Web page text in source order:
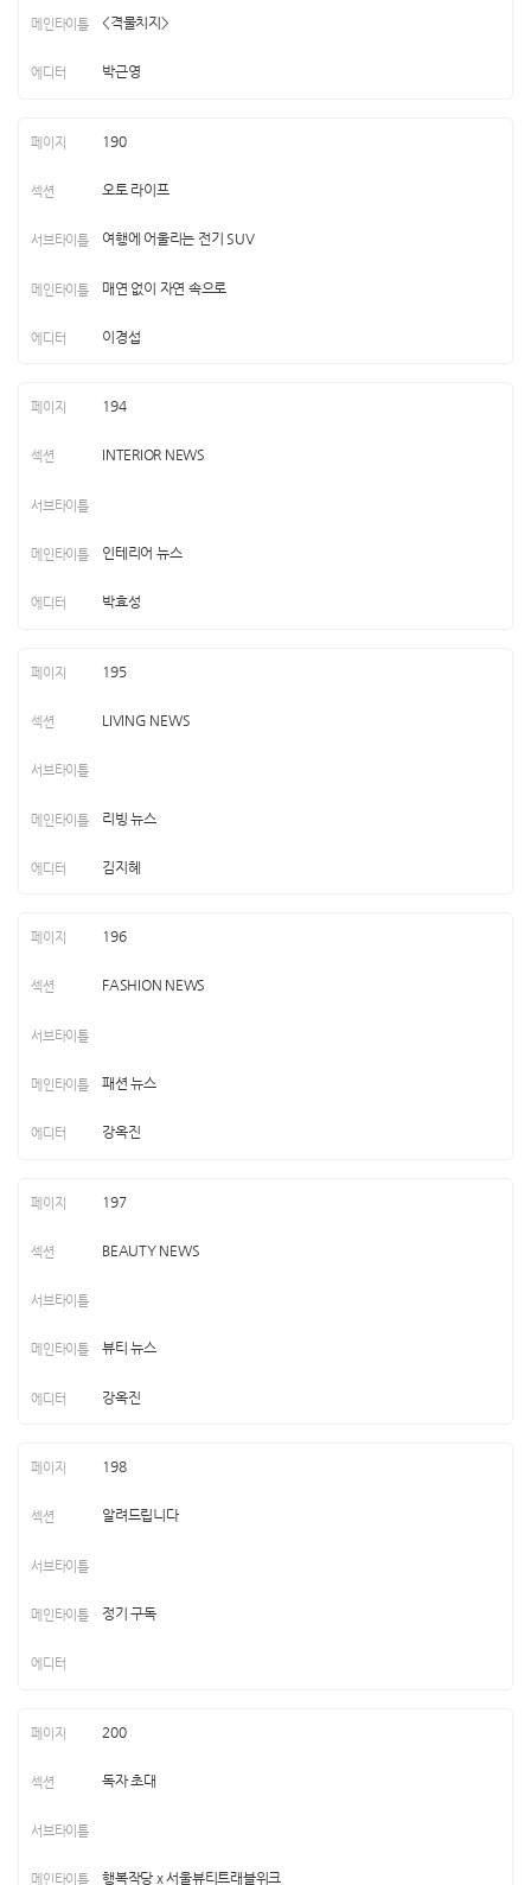
<격물치지>
박근영
190
오토 라이프
여행에 어울리는 전기 SUV
매연 없이 자연 속으로
이경섭
194
INTERIOR NEWS
인테리어 뉴스
박효성
195
LIVING NEWS
리빙 뉴스
김지혜
196
FASHION NEWS
패션 뉴스
강옥진
197
BEAUTY NEWS
뷰티 뉴스
강옥진
198
알려드립니다
정기 구독
200
독자 초대
행복작당 x 서울뷰티트래블위크